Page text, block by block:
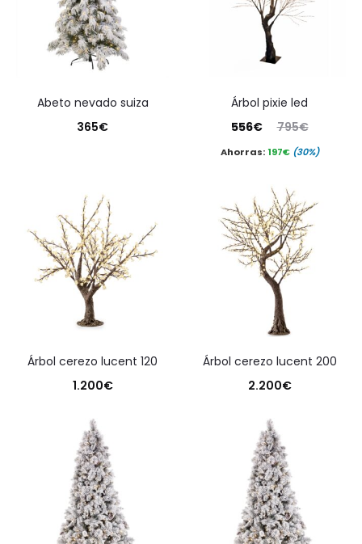
abeto nevado suiza
365€
árbol pixie led
795€
El
precio
era:
795€.
556€
precio
556€.
Ahorras: 197€ (30%)
árbol cerezo lucent 120
1.200€
árbol cerezo lucent 200
2.200€